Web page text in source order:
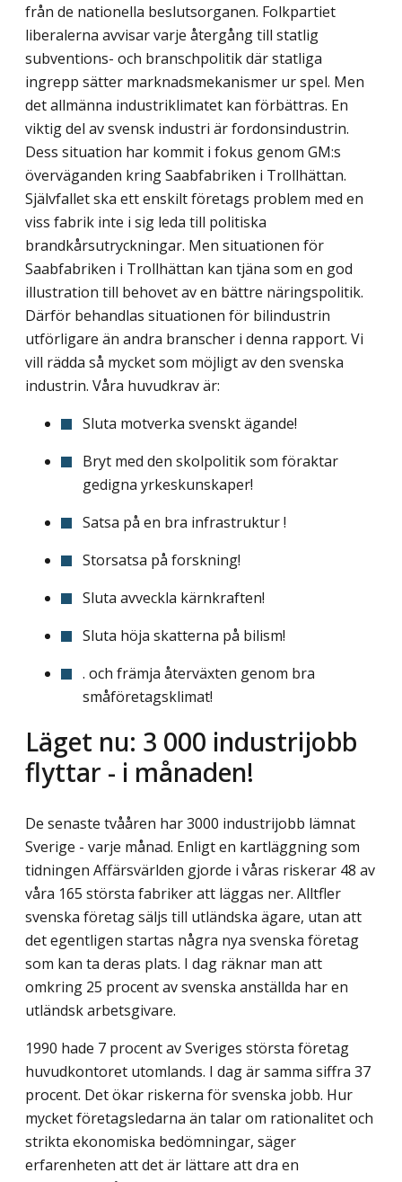
från de nationella beslutsorganen. Folkpartiet
liberalerna avvisar varje återgång till statlig
subventions- och branschpolitik där statliga
ingrepp sätter marknadsmekanismer ur spel. Men
det allmänna industriklimatet kan förbättras. En
viktig del av svensk industri är fordonsindustrin.
Dess situation har kommit i fokus genom GM:s
överväganden kring Saabfabriken i Trollhättan.
Självfallet ska ett enskilt företags problem med en
viss fabrik inte i sig leda till politiska
brandkårsutryckningar. Men situationen för
Saabfabriken i Trollhättan kan tjäna som en god
illustration till behovet av en bättre näringspolitik.
Därför behandlas situationen för bilindustrin
utförligare än andra branscher i denna rapport. Vi
vill rädda så mycket som möjligt av den svenska
industrin. Våra huvudkrav är:
Sluta motverka svenskt ägande!
Bryt med den skolpolitik som föraktar
gedigna yrkeskunskaper!
Satsa på en bra infrastruktur !
Storsatsa på forskning!
Sluta avveckla kärnkraften!
Sluta höja skatterna på bilism!
. och främja återväxten genom bra
småföretagsklimat!
Läget nu: 3 000 industrijobb
flyttar - i månaden!
De senaste tvååren har 3000 industrijobb lämnat
Sverige - varje månad. Enligt en kartläggning som
tidningen Affärsvärlden gjorde i våras riskerar 48 av
våra 165 största fabriker att läggas ner. Alltfler
svenska företag säljs till utländska ägare, utan att
det egentligen startas några nya svenska företag
som kan ta deras plats. I dag räknar man att
omkring 25 procent av svenska anställda har en
utländsk arbetsgivare.
1990 hade 7 procent av Sveriges största företag
huvudkontoret utomlands. I dag är samma siffra 37
procent. Det ökar riskerna för svenska jobb. Hur
mycket företagsledarna än talar om rationalitet och
strikta ekonomiska bedömningar, säger
erfarenheten att det är lättare att dra en